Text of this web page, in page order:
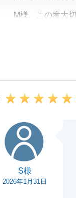
M様、この度大
多大なるご尽力
今後お困りごと
S様
2026年1月31日